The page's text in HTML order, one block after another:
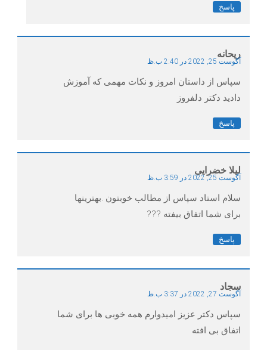
پاسخ
ریحانه
آگوست 25, 2022 در 2:40 ب.ظ
سپاس از داستان امروز و نکات مهمی که آموزش
دادید دکتر دلفروز
پاسخ
لیلا خضرایی
آگوست 25, 2022 در 3:59 ب.ظ
سلام استاد سپاس از مطالب خوبتون .بهترینها
برای شما اتفاق بیفته ???
پاسخ
سجاد
آگوست 27, 2022 در 3:37 ب.ظ
سپاس دکتر عزیز امیدوارم همه خوبی ها برای شما
اتفاق بی افته